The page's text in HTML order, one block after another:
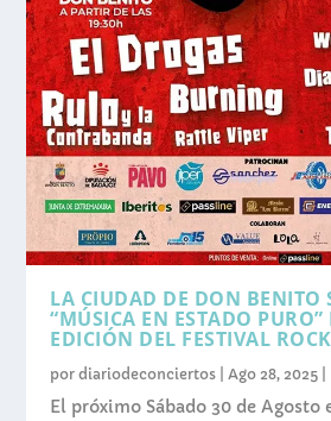
LA CIUDAD DE DON BENITO
“MÚSICA EN ESTADO
EDICIÓN DEL FESTIVAL
pordiariodeconciertos |Ago 28, 2025
El próximo Sábado 30 de Agosto